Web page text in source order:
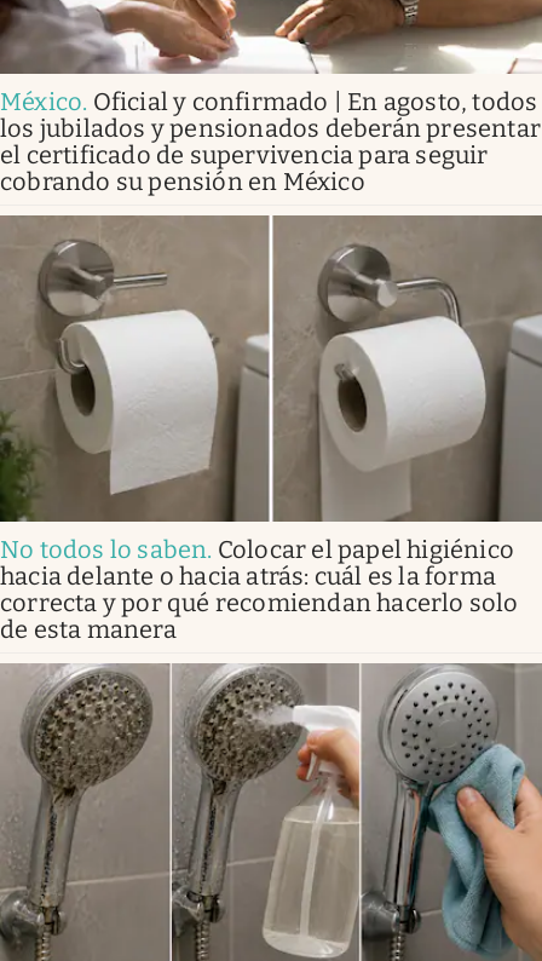
México. Oficial y confirmado | En agosto, todos
los jubilados y pensionados deberán presentar
el certificado de supervivencia para seguir
cobrando su pensión en México
No todos lo saben. Colocar el papel higiénico
hacia delante o hacia atrás: cuál es la forma
correcta y por qué recomiendan hacerlo solo
de esta manera